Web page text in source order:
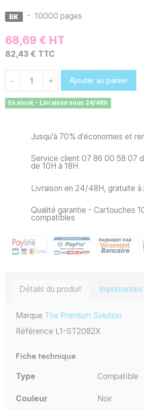
- 10000 pages
68,69 € HT
82,43 € TTC
- + Ajouter au panier
En stock - Livraison sous 24/48h
Jusqu'à 70% d'économies et
Service client 07 86 00 58 07
de 10H à 18H
Livraison en 24/48H, gratuite
Qualité garantie - Cartouches
compatibles
Détails du produit
Marque The Premium Solution
Référence L1-ST2082X
Fiche technique
Type Compatible
Couleur Noir